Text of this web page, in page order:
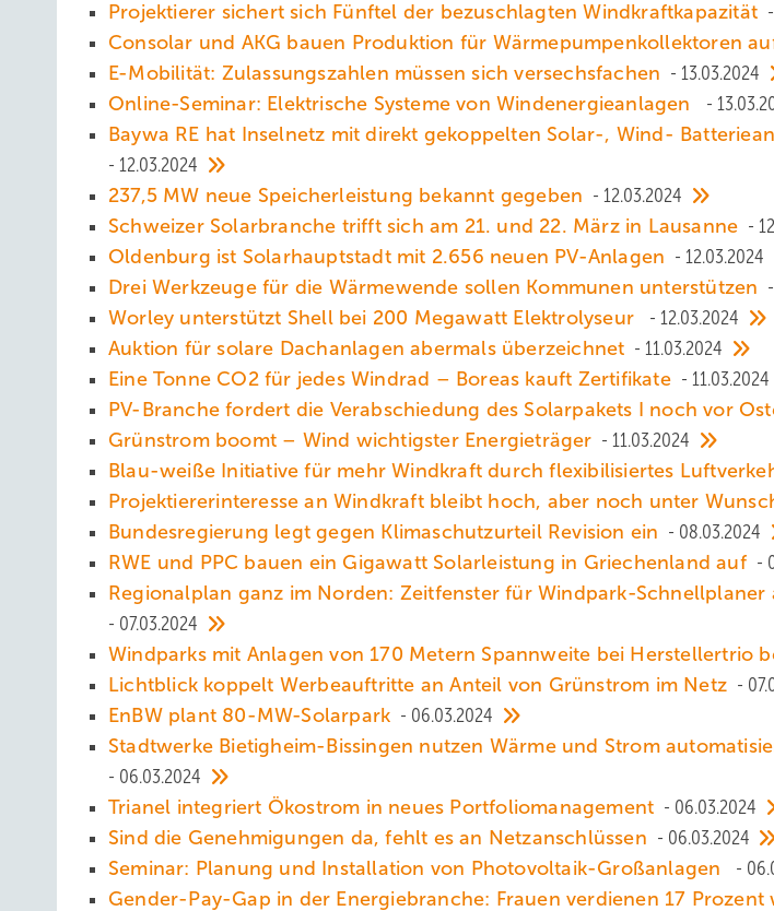
Projektierer sichert sich Fünftel der bezuschlagten Windkraftkapazität
Consolar und AKG bauen Produktion für Wärmepumpenkollektoren
E-Mobilität: Zulassungszahlen müssen sich versechsfachen
13.03.2024
Online-Seminar: Elektrische Systeme von Windenergieanlagen
Baywa RE hat Inselnetz mit direkt gekoppelten Solar-, Wind-
12.03.2024
237,5 MW neue Speicherleistung bekannt gegeben
12.03.2024
Schweizer Solarbranche trifft sich am 21. und 22. März in Lausanne
Oldenburg ist Solarhauptstadt mit 2.656 neuen PV-Anlagen
12.03.2024
Drei Werkzeuge für die Wärmewende sollen Kommunen unterstützen
Worley unterstützt Shell bei 200 Megawatt Elektrolyseur
12.03.2024
Auktion für solare Dachanlagen abermals überzeichnet
11.03.2024
Eine Tonne CO2 für jedes Windrad – Boreas kauft Zertifikate
11.03.2024
PV-Branche fordert die Verabschiedung des Solarpakets I noch vor
Grünstrom boomt – Wind wichtigster Energieträger
11.03.2024
Blau-weiße Initiative für mehr Windkraft durch flexibilisiertes
Projektiererinteresse an Windkraft bleibt hoch, aber noch unter
Bundesregierung legt gegen Klimaschutzurteil Revision ein
08.03.2024
RWE und PPC bauen ein Gigawatt Solarleistung in Griechenland auf
Regionalplan ganz im Norden: Zeitfenster für Windpark-Schnellplaner
07.03.2024
Windparks mit Anlagen von 170 Metern Spannweite bei Herstellertrio
Lichtblick koppelt Werbeauftritte an Anteil von Grünstrom im Netz
EnBW plant 80-MW-Solarpark
06.03.2024
Stadtwerke Bietigheim-Bissingen nutzen Wärme und Strom
06.03.2024
Trianel integriert Ökostrom in neues Portfoliomanagement
06.03.2024
Sind die Genehmigungen da, fehlt es an Netzanschlüssen
06.03.2024
Seminar: Planung und Installation von Photovoltaik-Großanlagen
Gender-Pay-Gap in der Energiebranche: Frauen verdienen 17 Prozent